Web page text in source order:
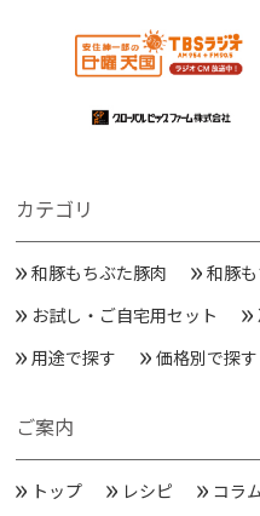
カテゴリ
和豚もちぶた豚肉 和豚
お試し・ご自宅用セット
用途で探す
価格別で探す
ご案内
トップ レシピ コラ